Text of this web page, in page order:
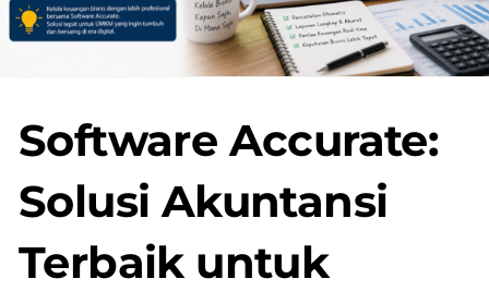
Software Accurate:
Solusi Akuntansi
Terbaik untuk